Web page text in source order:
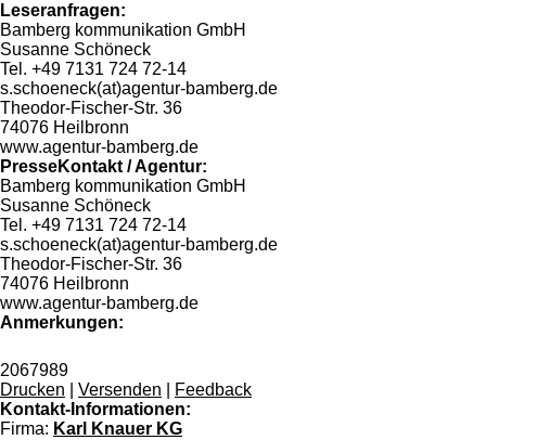
Leseranfragen:
Bamberg kommunikation GmbH
Susanne Schöneck
Tel. +49 7131 724 72-14
s.schoeneck(at)agentur-bamberg.de
Theodor-Fischer-Str. 36
74076 Heilbronn
www.agentur-bamberg.de
PresseKontakt / Agentur:
Bamberg kommunikation GmbH
Susanne Schöneck
Tel. +49 7131 724 72-14
s.schoeneck(at)agentur-bamberg.de
Theodor-Fischer-Str. 36
74076 Heilbronn
www.agentur-bamberg.de
Anmerkungen:
2067989
Drucken
Versenden
Feedback
Kontakt-Informationen:
Firma: Karl Knauer KG